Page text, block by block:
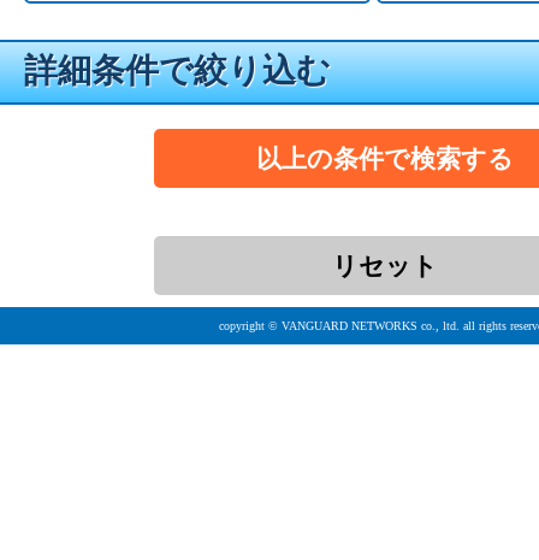
詳細条件で絞り込む
copyright © VANGUARD NETWORKS co., ltd. all rights